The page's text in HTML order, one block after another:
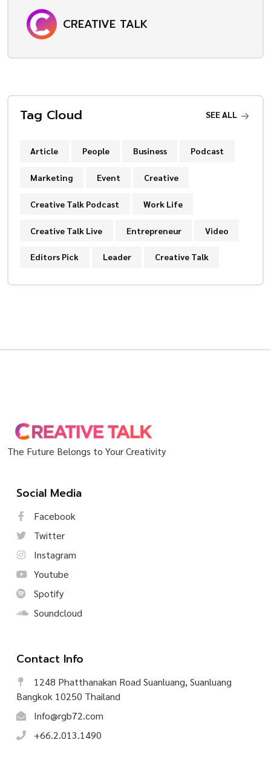
CREATIVE TALK
Tag Cloud SEE ALL
Article People Business Podcast
Marketing Event Creative
Creative Talk Podcast Work Life
Creative Talk Live Entrepreneur Video
Editors Pick Leader Creative Talk
The Future Belongs to Your Creativity
Social Media
Facebook
Twitter
Instagram
Youtube
Spotify
Soundcloud
Contact Info
1248 Phatthanakan Road Suanluang, Suanluang
Bangkok 10250 Thailand
Info@rgb72.com
+66.2.013.1490